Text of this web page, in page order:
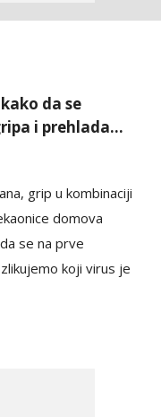
da se
i prehlada...
grip u kombinaciji
domova
se na prve
koji virus je